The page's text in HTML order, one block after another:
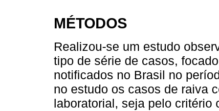
MÉTODOS
Realizou-se um estudo
tipo de série de casos,
notificados no Brasil no
no estudo os casos de raiva
laboratorial, seja pelo critério